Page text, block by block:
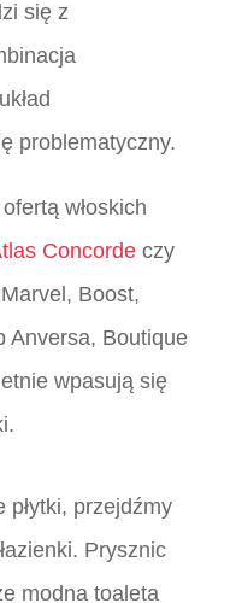
się z
problematyczny.
włoskich
Concordeczy
Boost,
Anversa, Boutique
wpasują się
płytki, przejdźmy
Prysznic
modna toaleta